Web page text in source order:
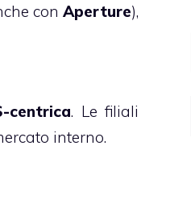
con Aperture),
centrica. Le filiali
interno.